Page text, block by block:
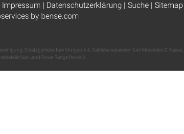
Impressum | Datenschutzerklärung | Suche| Sitemap
by bense.com
Ersatzgetriebe fuer Morgan 4 4 Getriebe reparieren fuer Mercedes G Klasse
fuer Land Rover Range Rover 3